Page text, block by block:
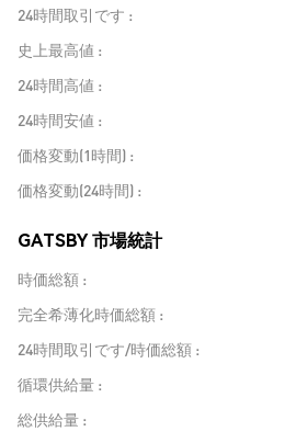
24時間取引です
史上最高値
24時間高値
24時間安値
価格変動(1時間)
価格変動(24時間)
GATSBY 市場統計
時価総額
完全希薄化時価総額
24時間取引です/時価総額
循環供給量
総供給量